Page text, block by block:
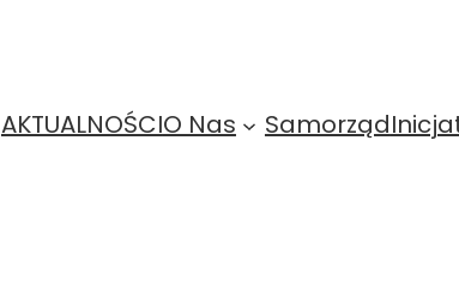
AKTUALNOŚCIO Nas Samorząd